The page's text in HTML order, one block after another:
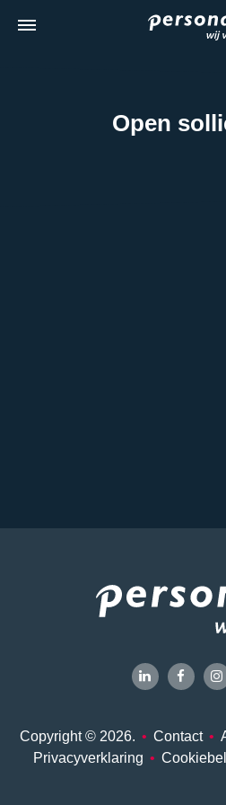
Open
Copyright © 2026. • Contact •
Privacyverklaring •